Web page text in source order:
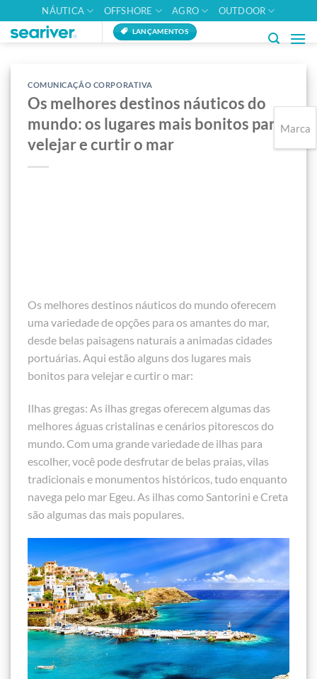
to
content
NÁUTICA OFFSHORE AGRO OUTDOOR
LANÇAMENTOS
COMUNICAÇÃO CORPORATIVA
Os melhores destinos náuticos do
mundo: os lugares mais bonitos para
velejar e curtir o mar
Os melhores destinos náuticos do mundo oferecem
uma variedade de opções para os amantes do mar,
desde belas paisagens naturais a animadas cidades
portuárias. Aqui estão alguns dos lugares mais
bonitos para velejar e curtir o mar:
Ilhas gregas: As ilhas gregas oferecem algumas das
melhores águas cristalinas e cenários pitorescos do
mundo. Com uma grande variedade de ilhas para
escolher, você pode desfrutar de belas praias, vilas
tradicionais e monumentos históricos, tudo enquanto
navega pelo mar Egeu. As ilhas como Santorini e Creta
são algumas das mais populares.
Marca